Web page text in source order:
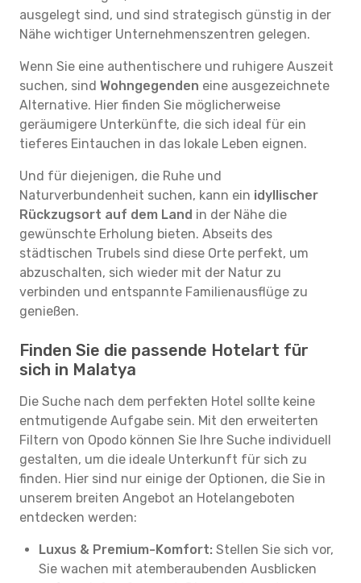
ausgelegt sind, und sind strategisch günstig in der
Nähe wichtiger Unternehmenszentren gelegen.
Wenn Sie eine authentischere und ruhigere Auszeit
suchen, sind Wohngegenden eine ausgezeichnete
Alternative. Hier finden Sie möglicherweise
geräumigere Unterkünfte, die sich ideal für ein
tieferes Eintauchen in das lokale Leben eignen.
Und für diejenigen, die Ruhe und
Naturverbundenheit suchen, kann ein idyllischer
Rückzugsort auf dem Land in der Nähe die
gewünschte Erholung bieten. Abseits des
städtischen Trubels sind diese Orte perfekt, um
abzuschalten, sich wieder mit der Natur zu
verbinden und entspannte Familienausflüge zu
genießen.
Finden Sie die passende Hotelart für
sich in Malatya
Die Suche nach dem perfekten Hotel sollte keine
entmutigende Aufgabe sein. Mit den erweiterten
Filtern von Opodo können Sie Ihre Suche individuell
gestalten, um die ideale Unterkunft für sich zu
finden. Hier sind nur einige der Optionen, die Sie in
unserem breiten Angebot an Hotelangeboten
entdecken werden:
Luxus & Premium-Komfort: Stellen Sie sich vor,
Sie wachen mit atemberaubenden Ausblicken